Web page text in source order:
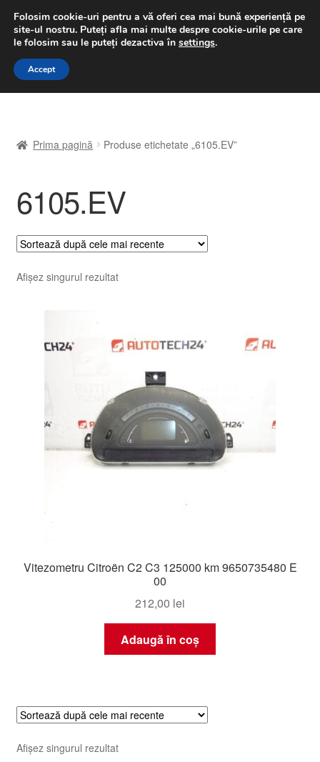
LIVRARE de la 33 lei
luni-vineri 9 a.m. - 4 p.m.031 229 6816
Sari
Sari
A lua legatura
Contul meu
Coș
Despre noi
Livrare
Plângere
Termeni si conditii
Prima pagină Produse etichetate „6105.EV”
6105.EV
Afișez singurul rezultat
Vitezometru Citroën C2 C3 125000 km 9650735480 E
00
212,00 lei
Adaugă în coș
Afișez singurul rezultat
Folosim cookie-uri pentru a vă oferi cea mai bună experiență pe
site-ul nostru. Puteți afla mai multe despre cookie-urile pe care
le folosim sau le puteți dezactiva în settings.
Accept